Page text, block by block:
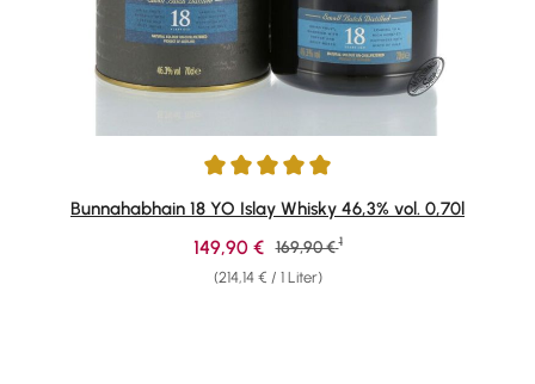
Durchschnittliche Bewertung von 5 von 5 Sternen
Bunnahabhain 18 YO Islay Whisky 46,3% vol. 0,70l
(214,14 € / 1 Liter)
Verkaufspreis:
149,90 € Regulärer Preis:
169,90 € 1